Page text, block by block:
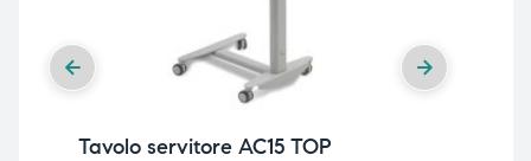
Tavolo servitore AC15 TOP